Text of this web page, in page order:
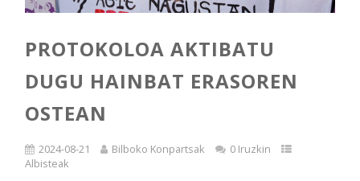
PROTOKOLOA AKTIBATU
DUGU HAINBAT ERASOREN
OSTEAN
2024-08-21 Bilboko Konpartsak
0 Iruzkin
Albisteak